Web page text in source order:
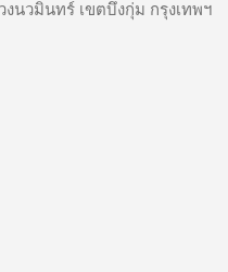
นวมินทร์ เขตบึงกุ่ม กรุงเทพฯ